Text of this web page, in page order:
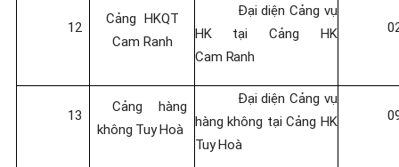
12 Cảng HKQT
Cam Ranh
Đại diện Cảng vụ
HK
tại Cảng
HK
Cam Ranh
13
Cảng hàng
không TuyHoà
Đại diện Cảng vụ
hàng không tại Cảng HK
TuyHoà